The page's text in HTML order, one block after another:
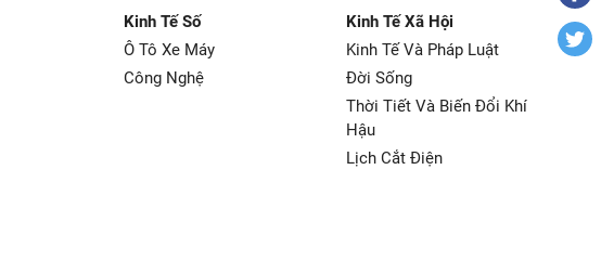
Kinh Tế Số
Ô Tô Xe Máy
Công Nghệ
Kinh Tế Xã Hội
Kinh Tế Và Pháp Luật
Đời Sống
Thời Tiết Và Biến Đổi Khí
Hậu
Lịch Cắt Điện